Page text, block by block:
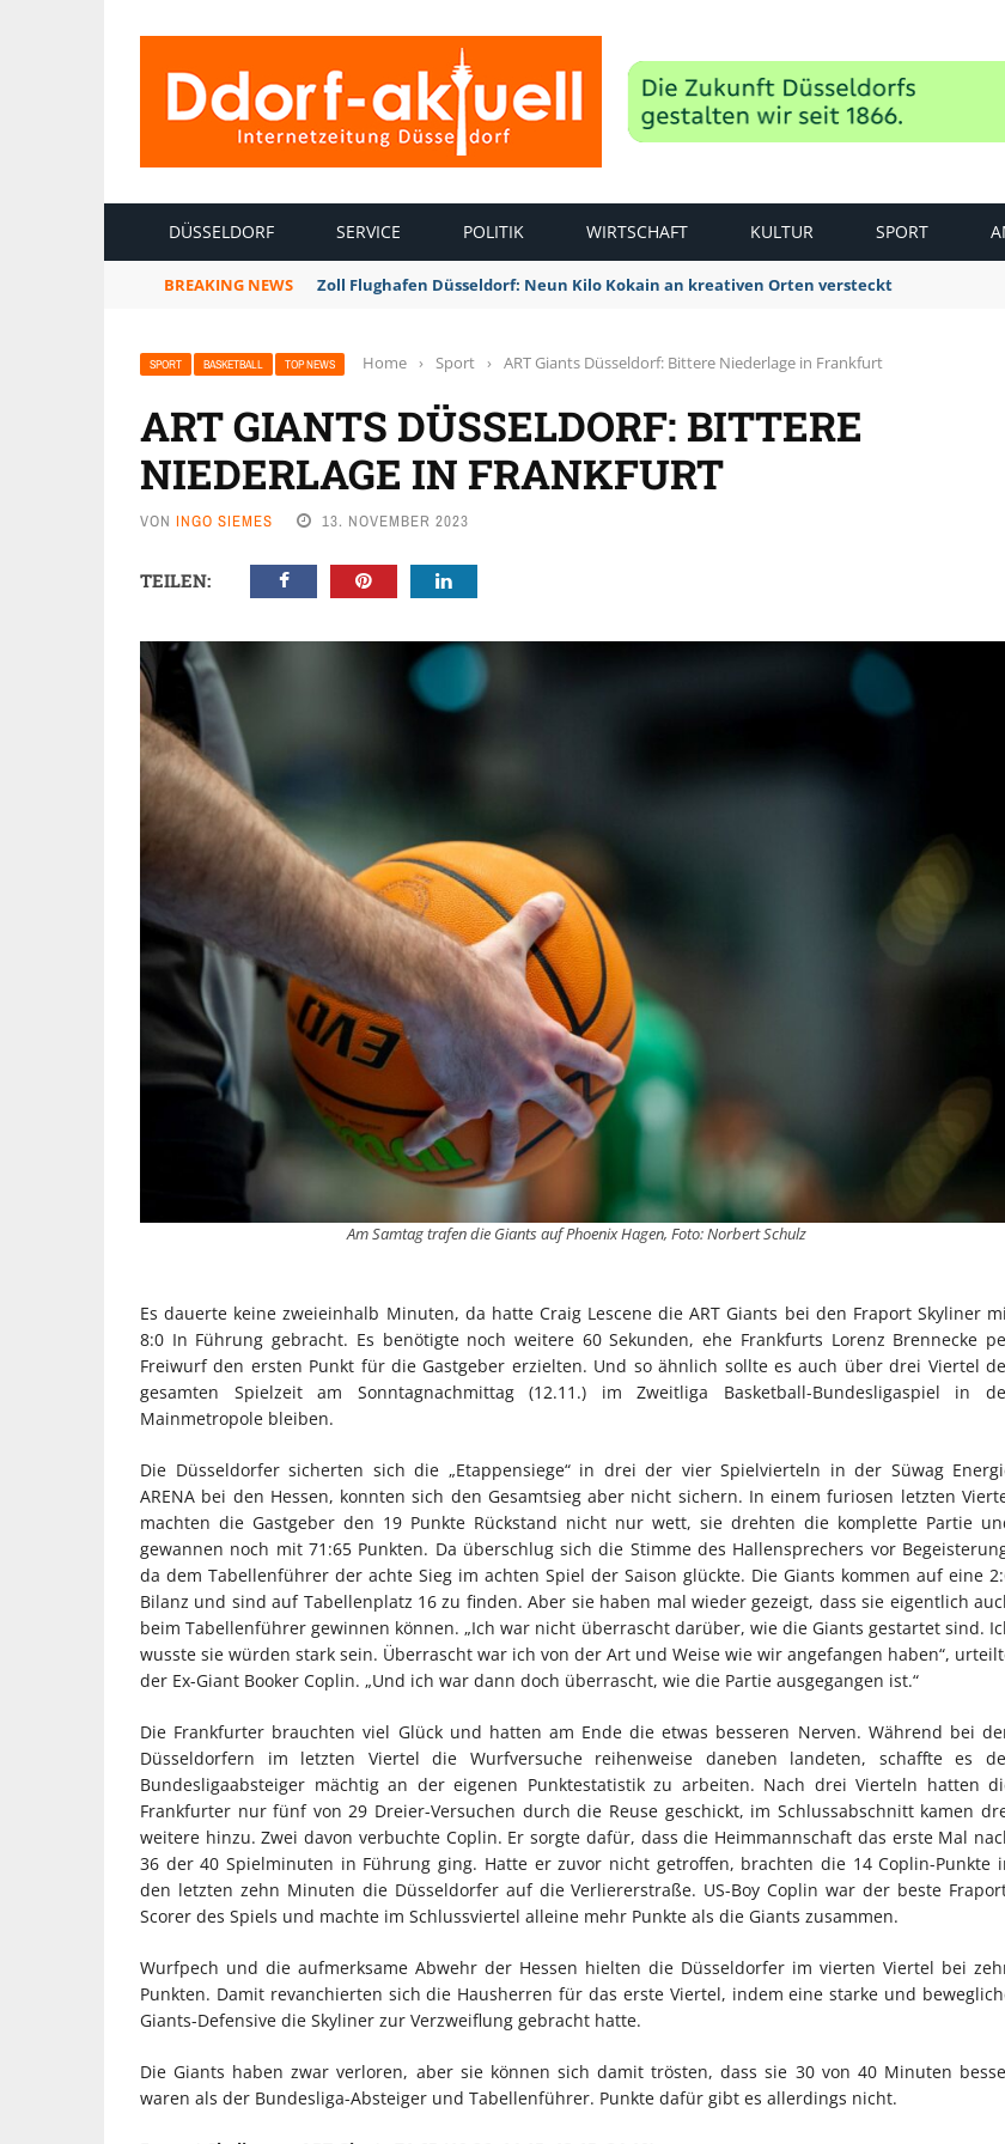
DÜSSELDORF SERVICE POLITIK WIRTSCHAFT KULTUR SPORT
BREAKING NEWS Zoll Flughafen Düsseldorf: Neun Kilo Kokain an kreativen Orten versteckt
SPORT BASKETBALL TOP NEWS Home › Sport › ART Giants Düsseldorf: Bittere Niederlage in Frankfurt
ART GIANTS DÜSSELDORF: BITTERE
NIEDERLAGE IN FRANKFURT
VON INGO SIEMES 13. NOVEMBER 2023
TEILEN:
Am Samtag trafen die Giants auf Phoenix Hagen, Foto: Norbert Schulz
Es dauerte keine zweieinhalb Minuten, da hatte Craig Lescene die ART Giants bei den Fraport Skyliner
8:0 In Führung gebracht. Es benötigte noch weitere 60 Sekunden, ehe Frankfurts Lorenz Brennecke
Freiwurf den ersten Punkt für die Gastgeber erzielten. Und so ähnlich sollte es auch über drei Viertel
gesamten Spielzeit am Sonntagnachmittag (12.11.) im Zweitliga Basketball-Bundesligaspiel in
Mainmetropole bleiben.
Die Düsseldorfer sicherten sich die „Etappensiege“ in drei der vier Spielvierteln in der Süwag
ARENA bei den Hessen, konnten sich den Gesamtsieg aber nicht sichern. In einem furiosen letzten
machten die Gastgeber den 19 Punkte Rückstand nicht nur wett, sie drehten die komplette Partie
gewannen noch mit 71:65 Punkten. Da überschlug sich die Stimme des Hallensprechers vor
da dem Tabellenführer der achte Sieg im achten Spiel der Saison glückte. Die Giants kommen auf eine
Bilanz und sind auf Tabellenplatz 16 zu finden. Aber sie haben mal wieder gezeigt, dass sie eigentlich
beim Tabellenführer gewinnen können. „Ich war nicht überrascht darüber, wie die Giants gestartet sind.
wusste sie würden stark sein. Überrascht war ich von der Art und Weise wie wir angefangen haben“,
der Ex-Giant Booker Coplin. „Und ich war dann doch überrascht, wie die Partie ausgegangen ist.“
Die Frankfurter brauchten viel Glück und hatten am Ende die etwas besseren Nerven. Während bei
Düsseldorfern im letzten Viertel die Wurfversuche reihenweise daneben landeten, schaffte es
Bundesligaabsteiger mächtig an der eigenen Punktestatistik zu arbeiten. Nach drei Vierteln hatten
Frankfurter nur fünf von 29 Dreier-Versuchen durch die Reuse geschickt, im Schlussabschnitt kamen
weitere hinzu. Zwei davon verbuchte Coplin. Er sorgte dafür, dass die Heimmannschaft das erste Mal
36 der 40 Spielminuten in Führung ging. Hatte er zuvor nicht getroffen, brachten die 14 Coplin-Punkte
den letzten zehn Minuten die Düsseldorfer auf die Verliererstraße. US-Boy Coplin war der beste
Scorer des Spiels und machte im Schlussviertel alleine mehr Punkte als die Giants zusammen.
Wurfpech und die aufmerksame Abwehr der Hessen hielten die Düsseldorfer im vierten Viertel bei
Punkten. Damit revanchierten sich die Hausherren für das erste Viertel, indem eine starke und
Giants-Defensive die Skyliner zur Verzweiflung gebracht hatte.
Die Giants haben zwar verloren, aber sie können sich damit trösten, dass sie 30 von 40 Minuten
waren als der Bundesliga-Absteiger und Tabellenführer. Punkte dafür gibt es allerdings nicht.